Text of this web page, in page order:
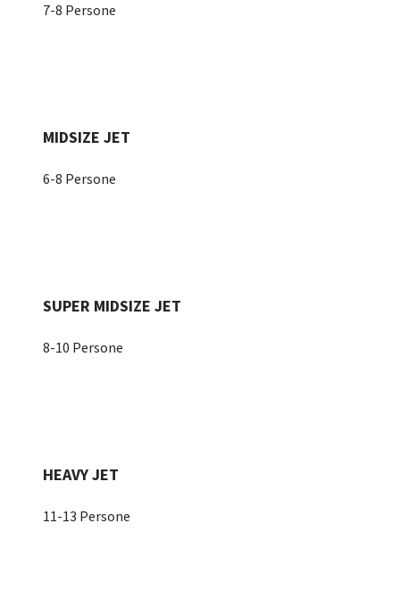
7-8 Persone
MIDSIZE JET
6-8 Persone
SUPER MIDSIZE JET
8-10 Persone
HEAVY JET
11-13 Persone